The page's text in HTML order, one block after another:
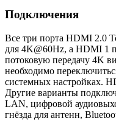
Подключения
Все три порта HDMI 2.0
для 4K@60Hz, а HDMI 1
потоковую передачу 4K
необходимо
системных настройках.
Другие варианты
LAN, цифровой
гнёзда для антенн,